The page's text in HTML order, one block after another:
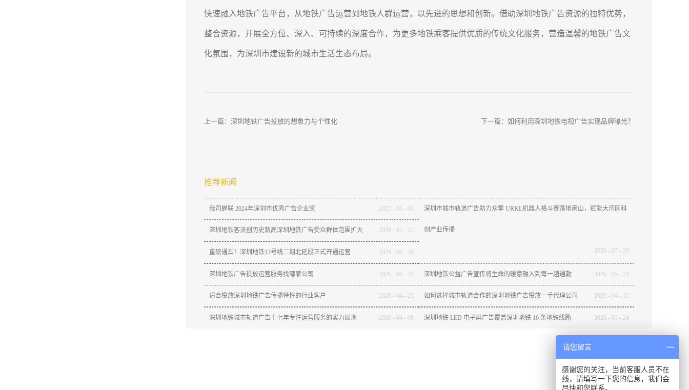
快速融入地铁广告平台，从地铁广告运营到地铁人群运营，以先进的思想和创新。借助深圳地铁广告资源的独特优势，
整合资源，开展全方位、深入、可持续的深度合作，为更多地铁乘客提供优质的传统文化服务，营造温馨的地铁广告文
化氛围，为深圳市建设新的城市生活生态布局。
上一篇： 深圳地铁广告投放的想象力与个性化 下一篇： 如何利用深圳地铁电视广告实现品牌曝光？
推荐新闻
我司蝉联 2024年深圳市优秀广告企业奖 2025 - 01 - 01 深圳市城市轨道广告助力众擎 URKL机器人格斗赛落地南山，赋能大湾区科
创产业传播
2026 - 07 - 29
深圳地铁客流创历史新高深圳地铁广告受众群体范围扩大 2026 - 07 - 13
​重磅通车！深圳地铁13号线二期北延段正式开通运营 2026 - 06 - 28
深圳地铁广告投放运营服务找哪家公司 2026 - 06 - 25 深圳地铁公益广告宣传将生命的暖意融入到每一趟通勤 2026 - 05 - 23
适合投放深圳地铁广告传播特性的行业客户 2026 - 04 - 25 如何选择城市轨道合作的深圳地铁广告投放一手代理公司 2026 - 04 - 15
深圳地铁城市轨道广告十七年专注运营服务的实力展现 2026 - 04 - 08 深圳地铁 LED 电子屏广告覆盖深圳地铁 16 条地铁线路 2026 - 03 - 24
请您留言
感谢您的关注，当前客服人员不在
线，请填写一下您的信息，我们会
尽快和您联系。